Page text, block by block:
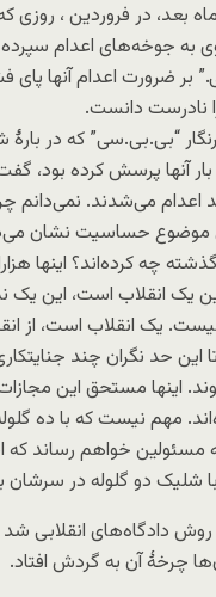
بعد، در فروردین ، روزی
به جوخه‌های اعدام
بر ضرورت اعدام آنها پای
نادرست دانست.
“بی.بی.سی” که در
آنها پرسش کرده بود،
اعدام می‌شدند. نمی‌دانم
موضوع حساسیت نشان
چه کرده‌اند؟ اینها
یک انقلاب است، این یک
یک انقلاب است، از
این حد نگران چند
اینها مستحق این
مهم نیست که با ده
خواهم رساند که
با شلیک دو گلوله در
دادگاه‌های انقلابی
چرخۀ آن به گردش افتاد.